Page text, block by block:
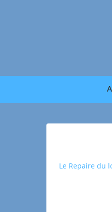
Le Repaire du